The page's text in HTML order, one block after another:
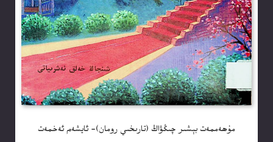
مۇھەممەت بېشىر چىڭۋاڭ (تارىخىي رومان)- ئايشەم ئەخمەت